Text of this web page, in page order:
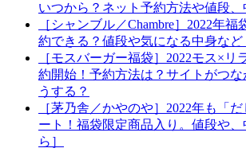
いつから？ネット予約方法や値段、
［シャンブル／Chambre］2022年
約できる？値段や気になる中身など
［モスバーガー福袋］2022モス×リ
約開始！予約方法は？サイトがつ
うする？
［茅乃舎／かやのや］2022年も「
ート！福袋限定商品入り。値段や
ら］